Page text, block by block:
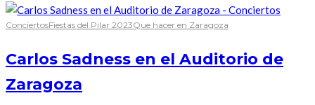
ConciertosFiestas del Pilar 2023Que hacer en Zaragoza
Carlos Sadness en el Auditorio de
Zaragoza